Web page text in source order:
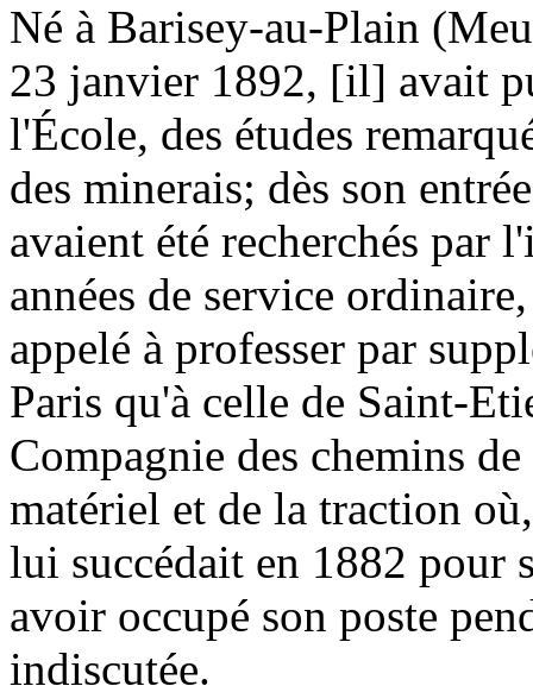
Né à Barisey-au-Plain
23 janvier 1892, [il] avait
l'École, des études
des minerais; dès son
avaient été recherchés par
années de service
appelé à professer par
Paris qu'à celle de Saint-
Compagnie des chemins
matériel et de la traction
lui succédait en 1882 pour
avoir occupé son poste
indiscutée.